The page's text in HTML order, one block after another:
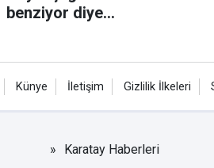
benziyor diye...
Künye İletişim Gizlilik İlkeleri
Karatay Haberleri